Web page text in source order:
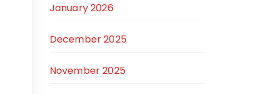
January 2026
December 2025
November 2025